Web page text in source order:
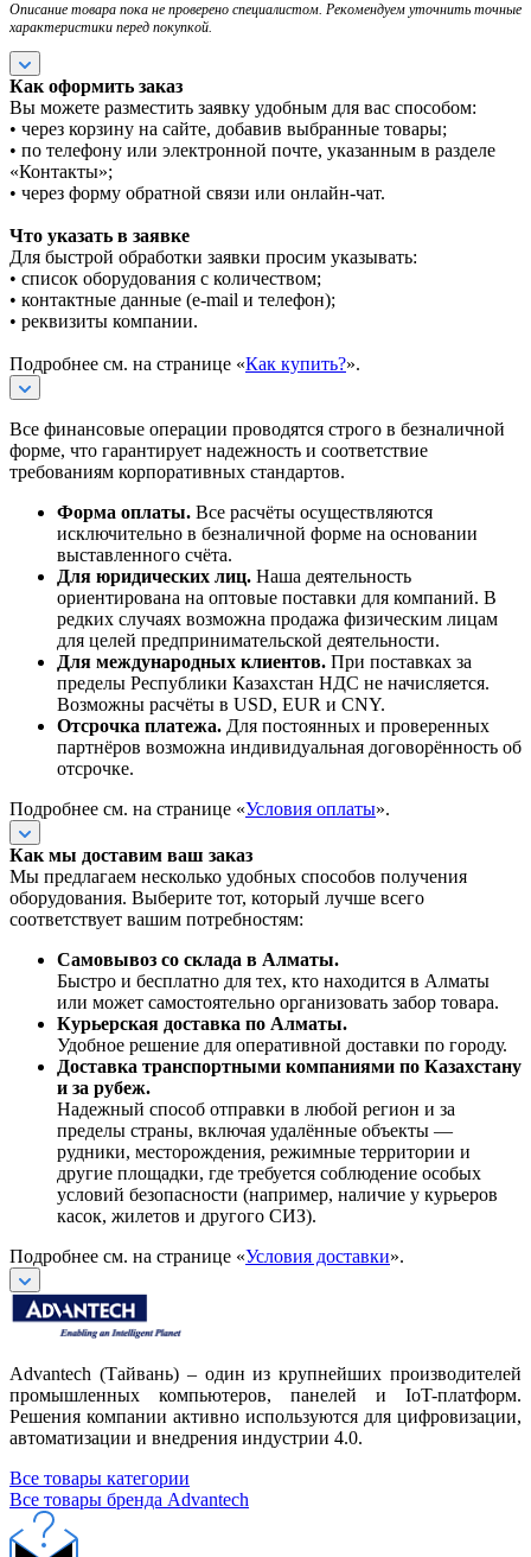
Описание товара пока не проверено специалистом. Рекомендуем уточнить точные
характеристики перед покупкой.
Как оформить заказ
Вы можете разместить заявку удобным для вас способом:
• через корзину на сайте, добавив выбранные товары;
• по телефону или электронной почте, указанным в разделе
«Контакты»;
• через форму обратной связи или онлайн-чат.
Что указать в заявке
Для быстрой обработки заявки просим указывать:
• список оборудования с количеством;
• контактные данные (e-mail и телефон);
• реквизиты компании.
Подробнее см. на странице «Как купить?».
Все финансовые операции проводятся строго в безналичной
форме, что гарантирует надежность и соответствие
требованиям корпоративных стандартов.
Форма оплаты. Все расчёты осуществляются
исключительно в безналичной форме на основании
выставленного счёта.
Для юридических лиц. Наша деятельность
ориентирована на оптовые поставки для компаний. В
редких случаях возможна продажа физическим лицам
для целей предпринимательской деятельности.
Для международных клиентов. При поставках за
пределы Республики Казахстан НДС не начисляется.
Возможны расчёты в USD, EUR и CNY.
Отсрочка платежа. Для постоянных и проверенных
партнёров возможна индивидуальная договорённость об
отсрочке.
Подробнее см. на странице «Условия оплаты».
Как мы доставим ваш заказ
Мы предлагаем несколько удобных способов получения
оборудования. Выберите тот, который лучше всего
соответствует вашим потребностям:
Самовывоз со склада в Алматы.
Быстро и бесплатно для тех, кто находится в Алматы
или может самостоятельно организовать забор товара.
Курьерская доставка по Алматы.
Удобное решение для оперативной доставки по городу.
Доставка транспортными компаниями по Казахстану
и за рубеж.
Надежный способ отправки в любой регион и за
пределы страны, включая удалённые объекты —
рудники, месторождения, режимные территории и
другие площадки, где требуется соблюдение особых
условий безопасности (например, наличие у курьеров
касок, жилетов и другого СИЗ).
Подробнее см. на странице «Условия доставки».
Advantech (Тайвань) – один из крупнейших производителей
промышленных компьютеров, панелей и IoT-платформ.
Решения компании активно используются для цифровизации,
автоматизации и внедрения индустрии 4.0.
Все товары категории
Все товары бренда Advantech